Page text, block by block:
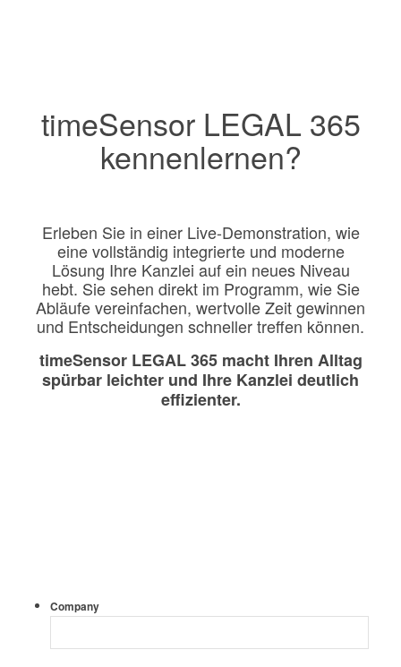
Wie moderne
Ihren Alltag
timeSensor LEGAL 365
kennenlernen?
Erleben Sie in einer Live-Demonstration, wie
eine vollständig integrierte und moderne
Lösung Ihre Kanzlei auf ein neues Niveau
hebt. Sie sehen direkt im Programm, wie Sie
Abläufe vereinfachen, wertvolle Zeit gewinnen
und Entscheidungen schneller treffen können.
timeSensor LEGAL 365 macht Ihren Alltag
spürbar leichter und Ihre Kanzlei deutlich
effizienter.
Company